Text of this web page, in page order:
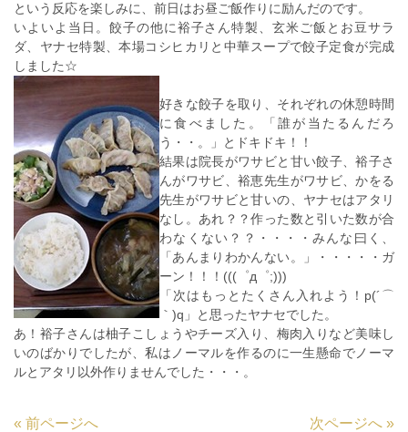
という反応を楽しみに、前日はお昼ご飯作りに励んだのです。
いよいよ当日。餃子の他に裕子さん特製、玄米ご飯とお豆サラ
ダ、ヤナセ特製、本場コシヒカリと中華スープで餃子定食が完成
しました☆
好きな餃子を取り、それぞれの休憩時間
に食べました。「誰が当たるんだろ
う・・。」とドキドキ！！
結果は院長がワサビと甘い餃子、裕子さ
んがワサビ、裕恵先生がワサビ、かをる
先生がワサビと甘いの、ヤナセはアタリ
なし。あれ？？作った数と引いた数が合
わなくない？？・・・・みんな曰く、
「あんまりわかんない。」・・・・・ガ
ーン！！！(((゜д゜;)))
「次はもっとたくさん入れよう！p(´⌒
｀)q」と思ったヤナセでした。
あ！裕子さんは柚子こしょうやチーズ入り、梅肉入りなど美味し
いのばかりでしたが、私はノーマルを作るのに一生懸命でノーマ
ルとアタリ以外作りませんでした・・・。
« 前ページへ 次ページへ »